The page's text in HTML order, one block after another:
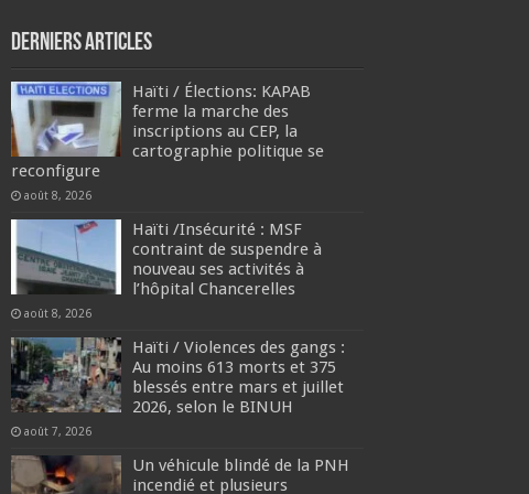
Derniers articles
Haïti / Élections: KAPAB
ferme la marche des
inscriptions au CEP, la
cartographie politique se
reconfigure
août 8, 2026
Haïti /Insécurité : MSF
contraint de suspendre à
nouveau ses activités à
l’hôpital Chancerelles
août 8, 2026
Haïti / Violences des gangs :
Au moins 613 morts et 375
blessés entre mars et juillet
2026, selon le BINUH
août 7, 2026
Un véhicule blindé de la PNH
incendié et plusieurs